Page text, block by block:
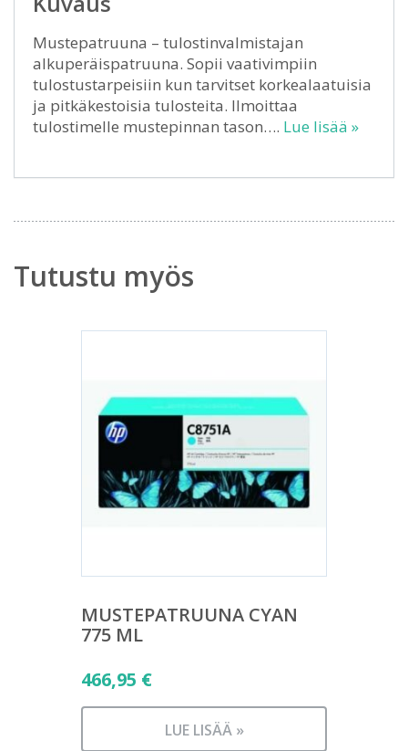
Mustepatruuna – tulostinvalmistajan
alkuperäispatruuna. Sopii vaativimpiin
tulostustarpeisiin kun tarvitset korkealaatuisia
ja pitkäkestoisia tulosteita. Ilmoittaa
tulostimelle mustepinnan tason…. Lue lisää »
Tutustu myös
MUSTEPATRUUNA CYAN
775 ML
466,95 €
LUE LISÄÄ »